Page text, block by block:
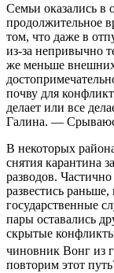
Семьи оказались в
продолжительное
том, что даже в
из-за непривычно
же меньше
почву для
делает или все
Галина. —
В некоторых
снятия карантина
разводов. Частично
развестись
государственные
пары оставались
скрытые
чиновник Вонг из
повторим этот